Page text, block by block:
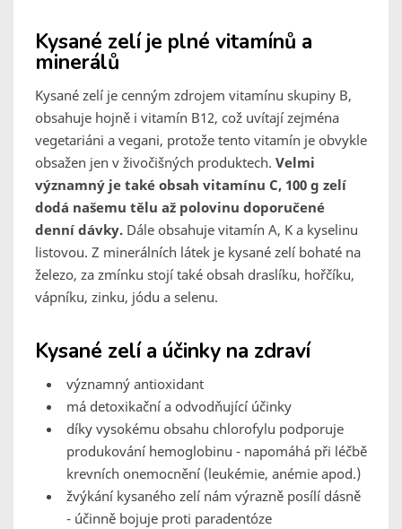
Kysané zelí je plné vitamínů a
minerálů
Kysané zelí je cenným zdrojem vitamínu skupiny B,
obsahuje hojně i vitamín B12, což uvítají zejména
vegetariáni a vegani, protože tento vitamín je obvykle
obsažen jen v živočišných produktech. Velmi
významný je také obsah vitamínu C, 100 g zelí
dodá našemu tělu až polovinu doporučené
denní dávky. Dále obsahuje vitamín A, K a kyselinu
listovou. Z minerálních látek je kysané zelí bohaté na
železo, za zmínku stojí také obsah draslíku, hořčíku,
vápníku, zinku, jódu a selenu.
Kysané zelí a účinky na zdraví
významný antioxidant
má detoxikační a odvodňující účinky
díky vysokému obsahu chlorofylu podporuje
produkování hemoglobinu - napomáhá při léčbě
krevních onemocnění (leukémie, anémie apod.)
žvýkání kysaného zelí nám výrazně posílí dásně
- účinně bojuje proti paradentóze